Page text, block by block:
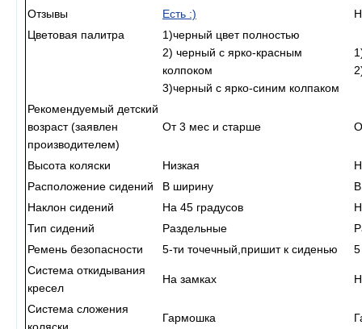
Отзывы
Есть :)
Цветовая палитра
1)черный цвет полностью
2) черный с ярко-красным
колпоком
3)черный с ярко-синим колпаком
Рекомендуемый детский
возраст (заявлен
производителем)
От 3 мес и старше
Высота коляски Низкая
Расположение сидений
В ширину
Наклон сидений
На 45 градусов
Тип сидений
Раздельные
Ремень безопасности
5-ти точечный,пришит к сиденью
Система откидывания
кресел
На замках
Система сложения
Гармошка